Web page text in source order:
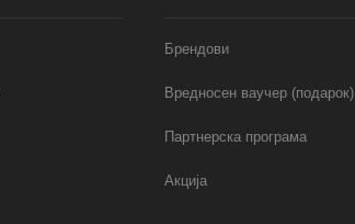
Брендови
Вредносен ваучер (подарок)
Партнерска програма
Акција